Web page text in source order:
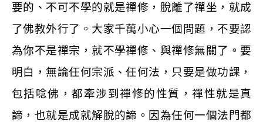
要的、不可不學的就是禪修，脫離了禪坐，就成
了佛教外行了。大家千萬小心一個問題，不要認
為你不是禪宗，就不學禪修、與禪修無關了。要
明白，無論任何宗派、任何法，只要是做功課，
包括唸佛，都牽涉到禪修的性質，禪性就是真
諦，也就是成就解脫的諦。因為任何一個法門都